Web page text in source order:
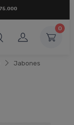
FIJAS !
0
Jabones